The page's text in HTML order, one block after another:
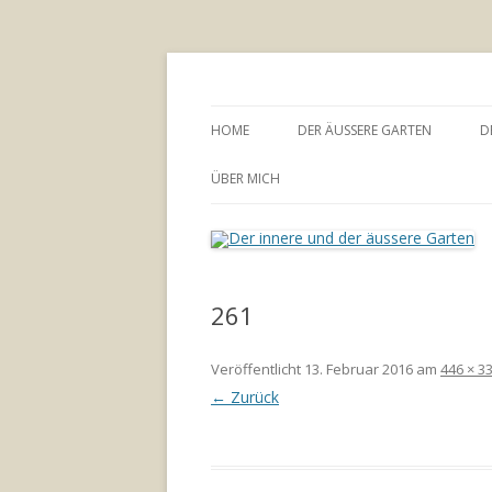
HOME DER ÄUSSERE GARTEN
ÜBER MICH
261
Veröffentlicht 13. Februar 2016 am 446 ×
← Zurück